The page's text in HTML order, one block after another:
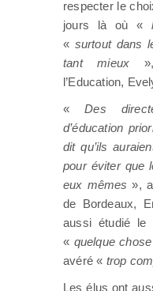
respecter le
jours là où «
« surtout dans
tant mieux »,
l’Education,
«Des
d’éducation
dit qu’ils
pour éviter que
eux mêmes»,
de Bordeaux,
aussi étudié le
« quelque
avéré « trop
Les élus ont